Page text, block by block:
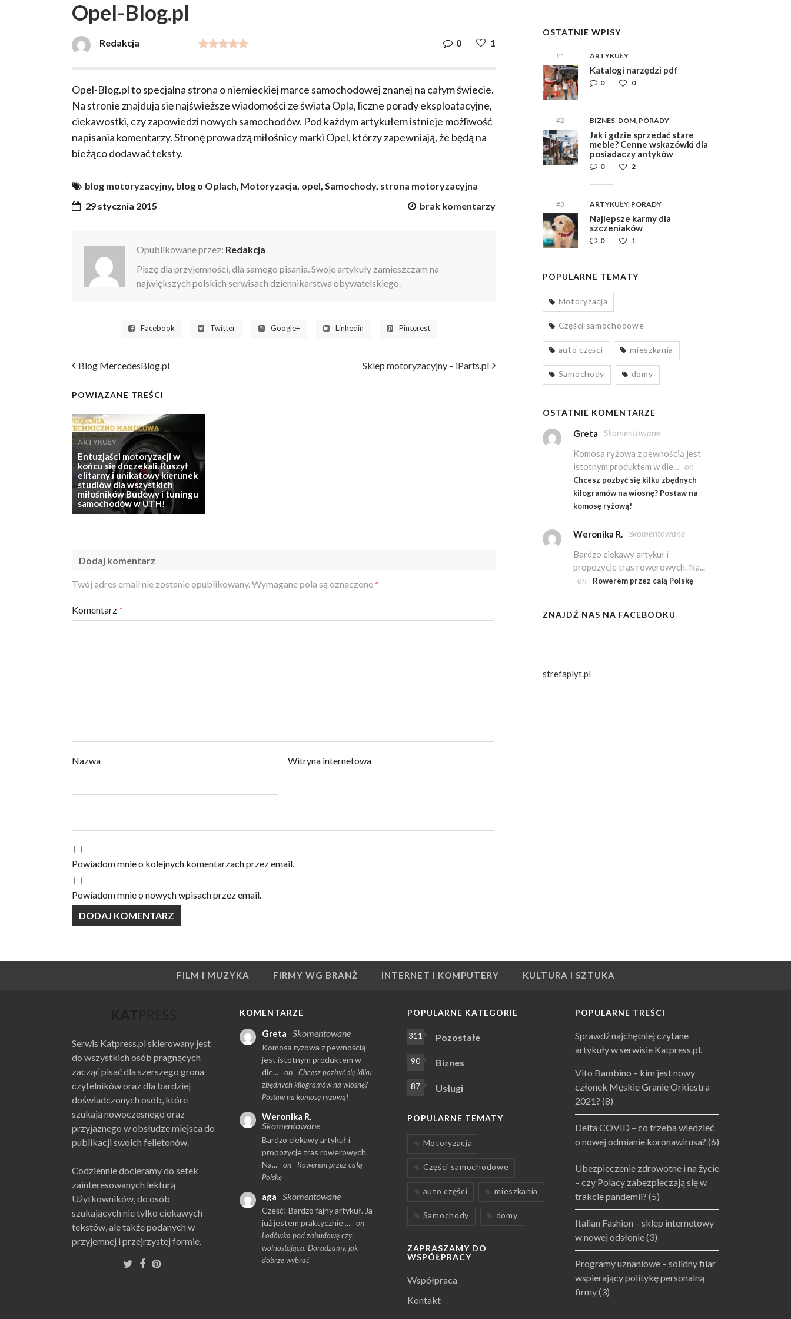
Opel-Blog.pl
Redakcja 1
0
Opel-Blog.pl to specjalna strona o niemieckiej marce samochodowej znanej na całym świecie.
Na stronie znajdują się najświeższe wiadomości ze świata Opla, liczne porady eksploatacyjne,
ciekawostki, czy zapowiedzi nowych samochodów. Pod każdym artykułem istnieje możliwość
napisania komentarzy. Stronę prowadzą miłośnicy marki Opel, którzy zapewniają, że będą na
bieżąco dodawać teksty.
blog motoryzacyjny, blog o Oplach, Motoryzacja, opel, Samochody, strona motoryzacyjna
29 stycznia 2015
brak komentarzy
Opublikowane przez: Redakcja
Piszę dla przyjemności, dla samego pisania. Swoje artykuły zamieszczam na
największych polskich serwisach dziennikarstwa obywatelskiego.
Facebook Twitter Google+ Linkedin Pinterest
Blog MercedesBlog.pl Sklep motoryzacyjny – iParts.pl
POWIĄZANE TREŚCI
ARTYKUŁY
Entuzjaści motoryzacji w
końcu się doczekali. Ruszył
elitarny i unikatowy kierunek
studiów dla wszystkich
miłośników Budowy i tuningu
samochodów w UTH!
Dodaj komentarz
Twój adres email nie zostanie opublikowany.Wymagane pola są oznaczone *
Komentarz *
Nazwa Witryna internetowa
Powiadom mnie o kolejnych komentarzach przez email.
Powiadom mnie o nowych wpisach przez email.
OSTATNIE WPISY
#1 ARTYKUŁY
Katalogi narzędzi pdf
0
0
#2 BIZNES, DOM, PORADY
Jak i gdzie sprzedać stare
meble? Cenne wskazówki dla
posiadaczy antyków
2
0
#3 ARTYKUŁY, PORADY
Najlepsze karmy dla
szczeniaków
1
0
POPULARNE TEMATY
Motoryzacja
Części samochodowe
auto części mieszkania
Samochody domy
OSTATNIE KOMENTARZE
Greta
Skomentowane
Komosa ryżowa z pewnością jest
istotnym produktem w die... on
Chcesz pozbyć się kilku zbędnych
kilogramów na wiosnę? Postaw na
komosę ryżową!
Weronika R. Skomentowane
Bardzo ciekawy artykuł i
propozycje tras rowerowych. Na...
on
Rowerem przez całą Polskę
ZNAJDŹ NAS NA FACEBOOKU
strefaplyt.pl
FILM I MUZYKA FIRMY WG BRANŻ INTERNET I KOMPUTERY KULTURA I SZTUKA
Serwis Katpress.pl skierowany jest
do wszystkich osób pragnących
zacząć pisać dla szerszego grona
czytelników oraz dla bardziej
doświadczonych osób, które
szukają nowoczesnego oraz
przyjaznego w obsłudze miejsca do
publikacji swoich felietonów.
Codziennie docieramy do setek
zainteresowanych lekturą
Użytkowników, do osób
szukających nie tylko ciekawych
tekstów, ale także podanych w
przyjemnej i przejrzystej formie.
KOMENTARZE
Greta Skomentowane
Komosa ryżowa z pewnością
jest istotnym produktem w
die...
on
Chcesz pozbyć się kilku
zbędnych kilogramów na wiosnę?
Postaw na komosę ryżową!
Weronika R.
Skomentowane
Bardzo ciekawy artykuł i
propozycje tras rowerowych.
Na...
on
Rowerem przez całą
Polskę
aga Skomentowane
Cześć! Bardzo fajny artykuł. Ja
już jestem praktycznie ...
on
Lodówka pod zabudowę czy
wolnostojąca. Doradzamy, jak
dobrze wybrać
POPULARNE KATEGORIE
311 Pozostałe
90 Biznes
87 Usługi
POPULARNE TEMATY
Motoryzacja
Części samochodowe
auto części mieszkania
Samochody domy
ZAPRASZAMY DO
WSPÓŁPRACY
Współpraca
Kontakt
POPULARNE TREŚCI
Sprawdź najchętniej czytane
artykuły w serwisie Katpress.pl.
Vito Bambino – kim jest nowy
członek Męskie Granie Orkiestra
2021? (8)
Delta COVID – co trzeba wiedzieć
o nowej odmianie koronawirusa? (6)
Ubezpieczenie zdrowotne i na życie
– czy Polacy zabezpieczają się w
trakcie pandemii? (5)
Italian Fashion – sklep internetowy
w nowej odsłonie(3)
Programy uznaniowe – solidny filar
wspierający politykę personalną
firmy(3)